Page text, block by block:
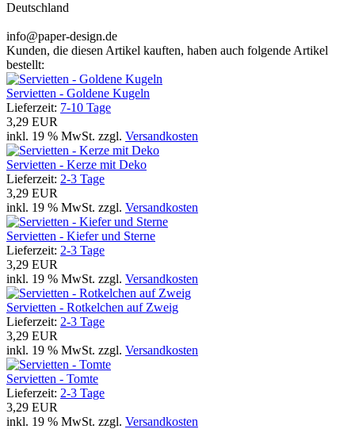
Deutschland
info@paper-design.de
Kunden, die diesen Artikel kauften, haben auch folgende Artikel
bestellt:
Servietten - Goldene Kugeln
Lieferzeit: 7-10 Tage
3,29 EUR
inkl. 19 % MwSt. zzgl. Versandkosten
Servietten - Kerze mit Deko
Lieferzeit: 2-3 Tage
3,29 EUR
inkl. 19 % MwSt. zzgl. Versandkosten
Servietten - Kiefer und Sterne
Lieferzeit: 2-3 Tage
3,29 EUR
inkl. 19 % MwSt. zzgl. Versandkosten
Servietten - Rotkelchen auf Zweig
Lieferzeit: 2-3 Tage
3,29 EUR
inkl. 19 % MwSt. zzgl. Versandkosten
Servietten - Tomte
Lieferzeit: 2-3 Tage
3,29 EUR
inkl. 19 % MwSt. zzgl. Versandkosten